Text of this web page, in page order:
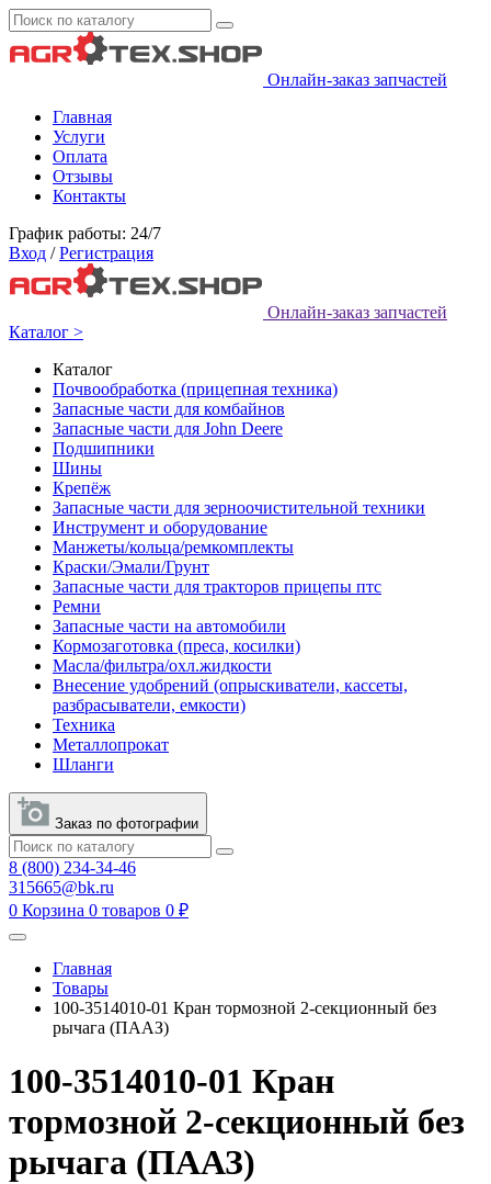
Онлайн-заказ запчастей
Главная
Услуги
Оплата
Отзывы
Контакты
График работы: 24/7
Вход / Регистрация
Онлайн-заказ запчастей
Каталог >
Каталог
Почвообработка (прицепная техника)
Запасные части для комбайнов
Запасные части для John Deere
Подшипники
Шины
Крепёж
Запасные части для зерноочистительной техники
Инструмент и оборудование
Манжеты/кольца/ремкомплекты
Краски/Эмали/Грунт
Запасные части для тракторов прицепы птс
Ремни
Запасные части на автомобили
Кормозаготовка (преса, косилки)
Масла/фильтра/охл.жидкости
Внесение удобрений (опрыскиватели, кассеты,
разбрасыватели, емкости)
Техника
Металлопрокат
Шланги
Заказ по фотографии
8 (800) 234-34-46
315665@bk.ru
0 Корзина 0 товаров 0 ₽
Главная
Товары
100-3514010-01 Кран тормозной 2-секционный без
рычага (ПААЗ)
100-3514010-01 Кран
тормозной 2-секционный без
рычага (ПААЗ)